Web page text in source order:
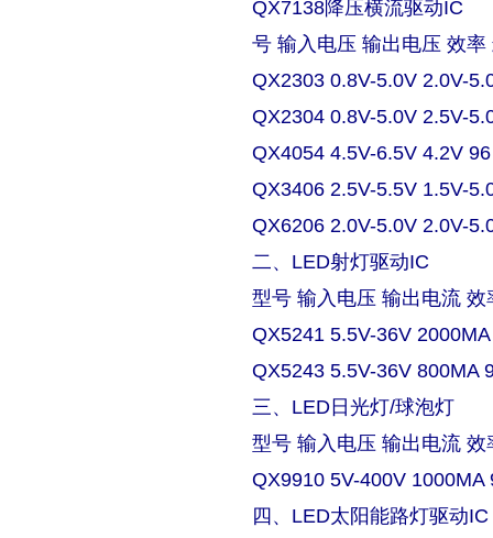
QX7138降压横流驱动IC
号 输入电压 输出电压 效率
QX2303 0.8V-5.0V 2.0V-
QX2304 0.8V-5.0V 2.5V-
QX4054 4.5V-6.5V 4.2V
QX3406 2.5V-5.5V 1.5V-
QX6206 2.0V-5.0V 2.0V-
二、LED射灯驱动IC
型号 输入电压 输出电流 效
QX5241 5.5V-36V
QX5243 5.5V-36V 800MA
三、LED日光灯/球泡灯
型号 输入电压 输出电流 效
QX9910 5V-400V 1000MA
四、LED太阳能路灯驱动IC